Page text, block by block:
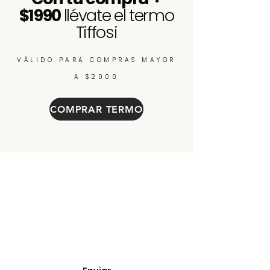
$1990llévate el termo
Tiffosi
VÁLIDO PARA COMPRAS MAYOR
A $2000
COMPRAR TERMO